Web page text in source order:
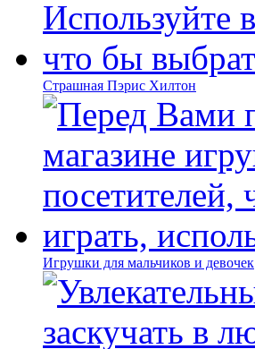
Страшная Пэрис Хилтон
Игрушки для мальчиков и девочек